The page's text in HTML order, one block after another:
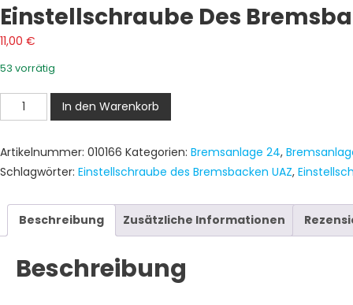
Einstellschraube Des
11,00 €
53 vorrätig
Einstellschraube
des
vorne
UAZ
Modell
Menge
In den Warenkorb
Artikelnummer: 010166 Kategorien: Bremsanlage 24,
Schlagwörter: Einstellschraube des Bremsbacken UAZ,
Beschreibung Zusätzliche Informationen
Beschreibung